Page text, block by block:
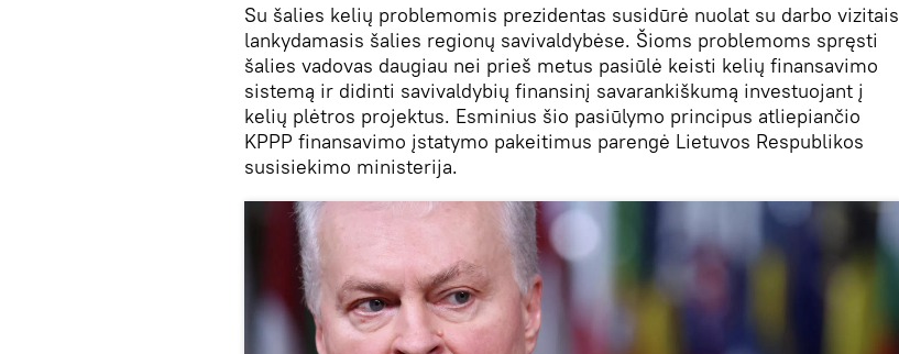
Su šalies kelių problemomis prezidentas susidūrė nuolat su darbo vizitais
lankydamasis šalies regionų savivaldybėse. Šioms problemoms spręsti
šalies vadovas daugiau nei prieš metus pasiūlė keisti kelių finansavimo
sistemą ir didinti savivaldybių finansinį savarankiškumą investuojant į
kelių plėtros projektus. Esminius šio pasiūlymo principus atliepiančio
KPPP finansavimo įstatymo pakeitimus parengė Lietuvos Respublikos
susisiekimo ministerija.